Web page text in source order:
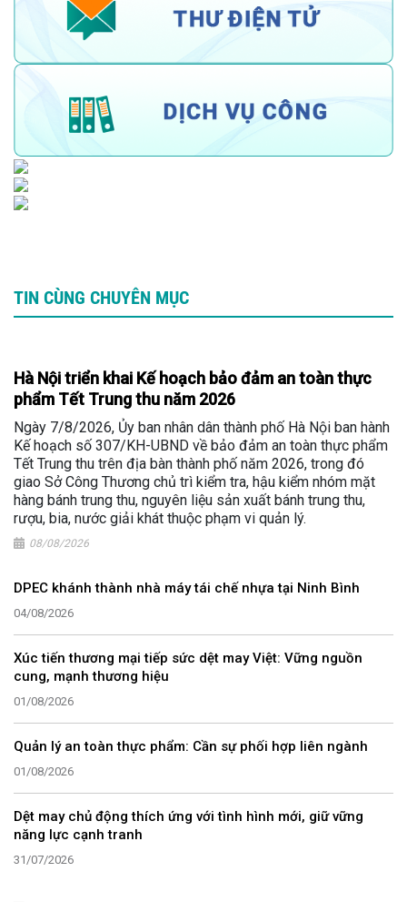
TIN CÙNG CHUYÊN MỤC
Hà Nội triển khai Kế hoạch bảo đảm an toàn thực
phẩm Tết Trung thu năm 2026
Ngày 7/8/2026, Ủy ban nhân dân thành phố Hà Nội ban hành
Kế hoạch số 307/KH-UBND về bảo đảm an toàn thực phẩm
Tết Trung thu trên địa bàn thành phố năm 2026, trong đó
giao Sở Công Thương chủ trì kiểm tra, hậu kiểm nhóm mặt
hàng bánh trung thu, nguyên liệu sản xuất bánh trung thu,
rượu, bia, nước giải khát thuộc phạm vi quản lý.
08/08/2026
DPEC khánh thành nhà máy tái chế nhựa tại Ninh Bình
04/08/2026
Xúc tiến thương mại tiếp sức dệt may Việt: Vững nguồn
cung, mạnh thương hiệu
01/08/2026
Quản lý an toàn thực phẩm: Cần sự phối hợp liên ngành
01/08/2026
Dệt may chủ động thích ứng với tình hình mới, giữ vững
năng lực cạnh tranh
31/07/2026